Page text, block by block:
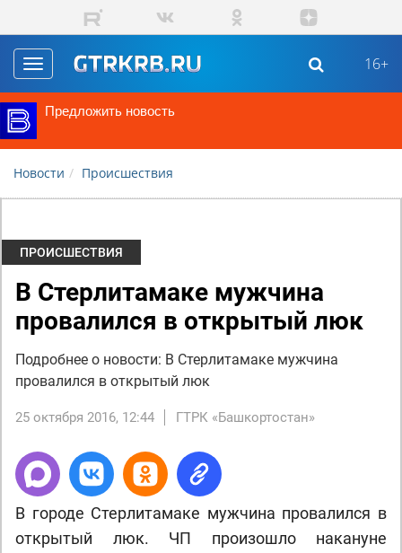
Перейти к основному содержанию
Toggle
navigation
16+
Предложить новость
Новости Происшествия
ПРОИСШЕСТВИЯ
В Стерлитамаке мужчина
провалился в открытый люк
Подробнее о новости: В Стерлитамаке мужчина
провалился в открытый люк
25 октября 2016, 12:44 ГТРК «Башкортостан»
В городе Стерлитамаке мужчина провалился в
открытый люк. ЧП произошло накануне